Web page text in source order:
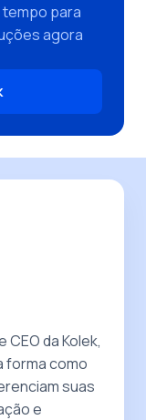
para
agora
da Kolek,
forma como
suas
e